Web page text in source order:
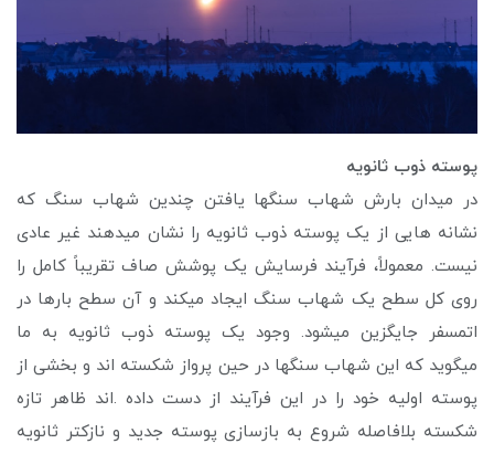
پوسته ذوب ثانویه
در میدان بارش شهاب سنگها یافتن چندین شهاب سنگ که
نشانه هایی از یک پوسته ذوب ثانویه را نشان میدهند غیر عادی
نیست. معمولاً، فرآیند فرسایش یک پوشش صاف تقریباً کامل را
روی کل سطح یک شهاب سنگ ایجاد میکند و آن سطح بارها در
اتمسفر جایگزین میشود. وجود یک پوسته ذوب ثانویه به ما
میگوید که این شهاب سنگها در حین پرواز شکسته اند و بخشی از
پوسته اولیه خود را در این فرآیند از دست داده .اند ظاهر تازه
شکسته بلافاصله شروع به بازسازی پوسته جدید و نازکتر ثانویه